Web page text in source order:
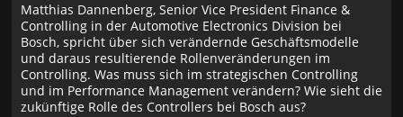
Matthias Dannenberg, Senior Vice President Finance &
Controlling in der Automotive Electronics Division bei
Bosch, spricht über sich verändernde Geschäftsmodelle
und daraus resultierende Rollenveränderungen im
Controlling. Was muss sich im strategischen Controlling
und im Performance Management verändern? Wie sieht die
zukünftige Rolle des Controllers bei Bosch aus?